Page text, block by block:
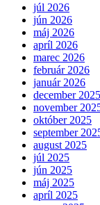
júl 2026
jún 2026
máj 2026
apríl 2026
marec 2026
február 2026
január 2026
december 2025
november
október 2025
september
august 2025
júl 2025
jún 2025
máj 2025
apríl 2025